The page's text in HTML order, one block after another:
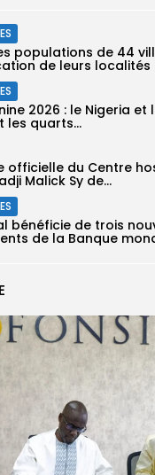
populations de 44
de leurs localités
2026 : le Nigeria et
les quarts...
officielle du Centre
Malick Sy de...
bénéficie de trois
de la Banque